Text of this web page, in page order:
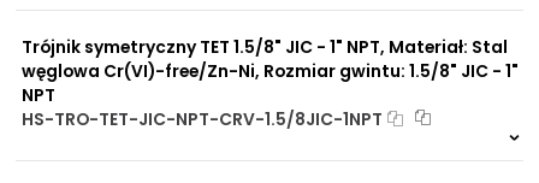
Trójnik symetryczny TET 1.5/8" JIC - 1" NPT, Materiał: Stal
węglowa Cr(VI)-free/Zn-Ni, Rozmiar gwintu: 1.5/8" JIC - 1"
NPT
HS-TRO-TET-JIC-NPT-CRV-1.5/8JIC-1NPT